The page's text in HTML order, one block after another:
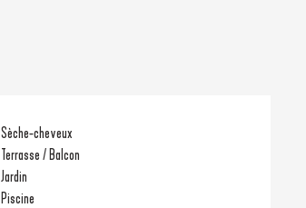
Sèche-cheveux
Terrasse / Balcon
Jardin
Piscine